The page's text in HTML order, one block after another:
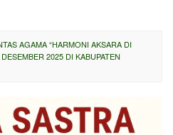
AGAMA “HARMONI AKSARA DI
2025 DI KABUPATEN